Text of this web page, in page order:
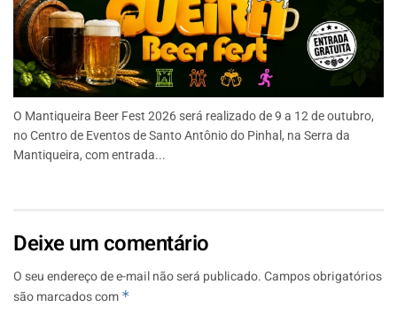
O Mantiqueira Beer Fest 2026 será realizado de 9 a 12 de outubro,
no Centro de Eventos de Santo Antônio do Pinhal, na Serra da
Mantiqueira, com entrada...
Deixe um comentário
O seu endereço de e-mail não será publicado.Campos obrigatórios
são marcados com *